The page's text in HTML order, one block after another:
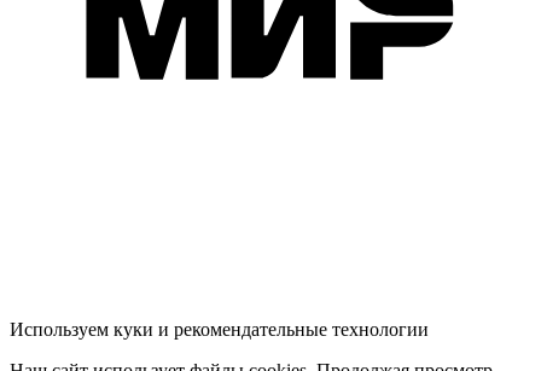
Используем куки и рекомендательные технологии